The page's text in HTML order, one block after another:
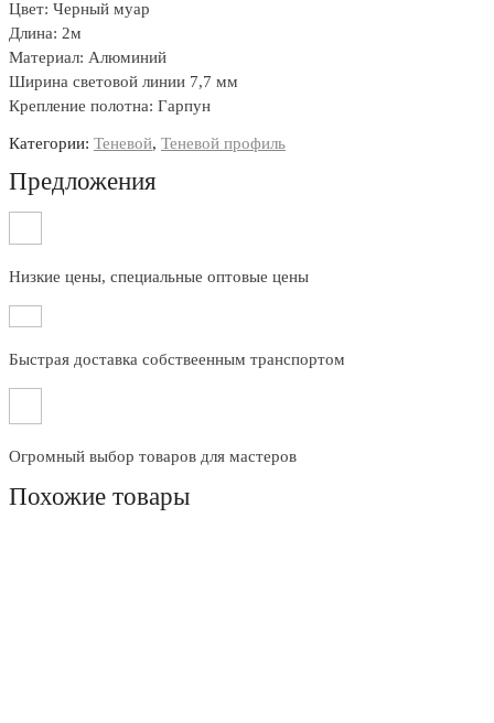
Цвет: Черный муар
Длина: 2м
Материал: Алюминий
Ширина световой линии 7,7 мм
Крепление полотна: Гарпун
Категории: Теневой, Теневой профиль
Предложения
Низкие цены, специальные оптовые цены
Быстрая доставка собствеенным транспортом
Огромный выбор товаров для мастеров
Похожие товары